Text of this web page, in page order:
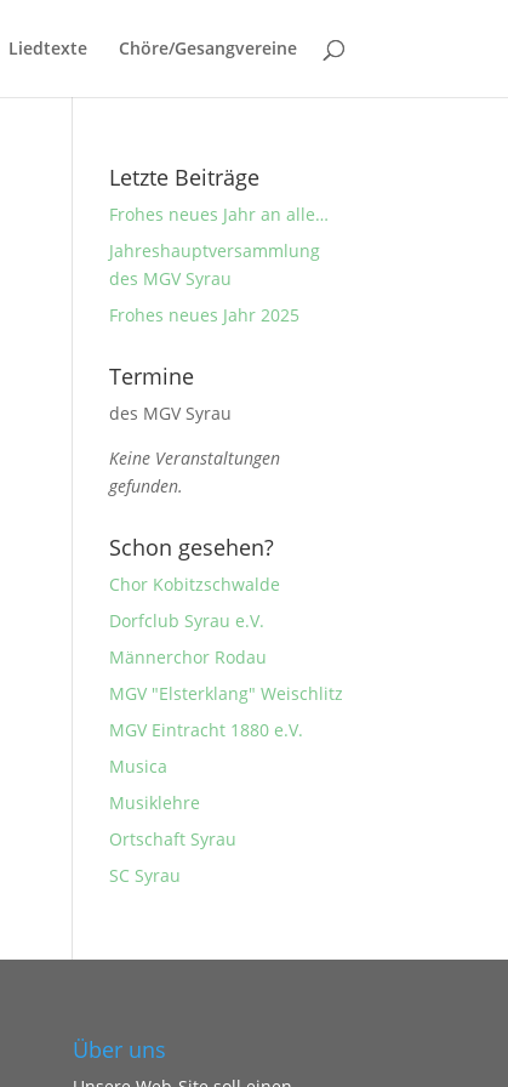
Liedtexte Chöre/Gesangvereine
Letzte Beiträge
Frohes neues Jahr an alle…
Jahreshauptversammlung
des MGV Syrau
Frohes neues Jahr 2025
Termine
des MGV Syrau
Keine Veranstaltungen
gefunden.
Schon gesehen?
Chor Kobitzschwalde
Dorfclub Syrau e.V.
Männerchor Rodau
MGV "Elsterklang" Weischlitz
MGV Eintracht 1880 e.V.
Musica
Musiklehre
Ortschaft Syrau
SC Syrau
Über uns